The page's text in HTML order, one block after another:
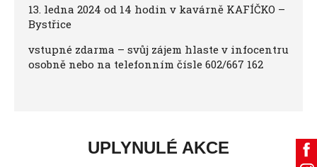
13. ledna 2024 od 14 hodin v kavárně KAFÍČKO –
Bystřice
vstupné zdarma – svůj zájem hlaste v infocentru
osobně nebo na telefonním čísle 602/667 162
UPLYNULÉ AKCE